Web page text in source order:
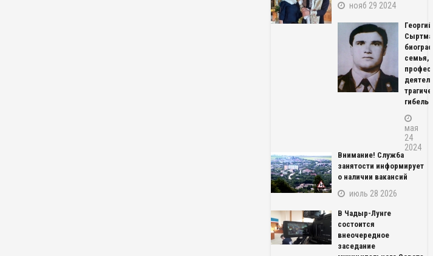
нояб 29 2024
Георгий
семья,
гибель
мая
24
2024
Внимание! Служба
занятости информирует
о наличии вакансий
июль 28 2026
В Чадыр-Лунге
состоится
внеочередное
заседание